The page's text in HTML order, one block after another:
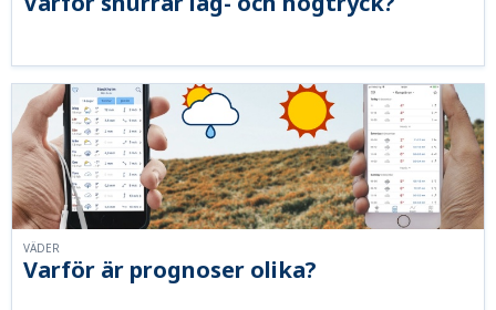
Varför är prognoser olika?
VÄDER